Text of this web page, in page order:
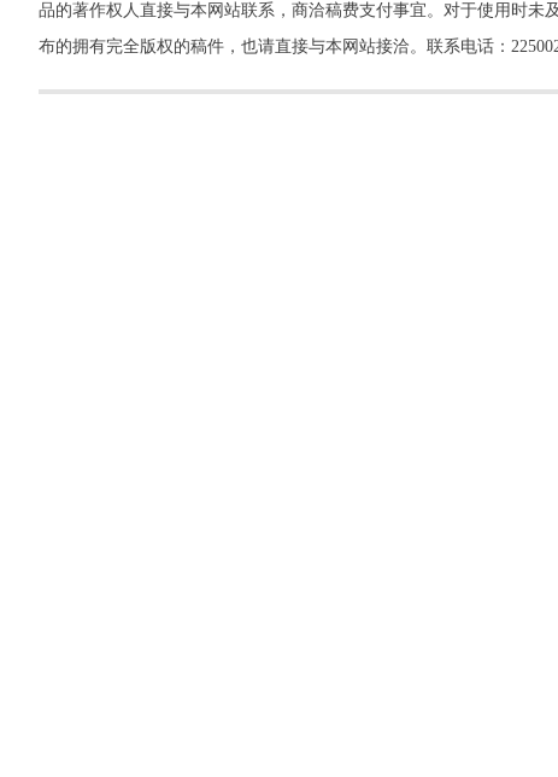
品的著作权人直接与本网站联系，商洽稿费支付事宜。对于使用时
布的拥有完全版权的稿件，也请直接与本网站接洽。联系电话：